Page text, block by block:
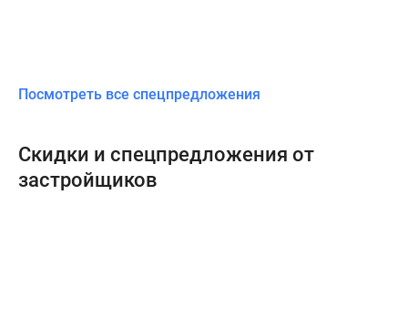
Посмотреть все спецпредложения
Скидки и спецпредложения от
застройщиков